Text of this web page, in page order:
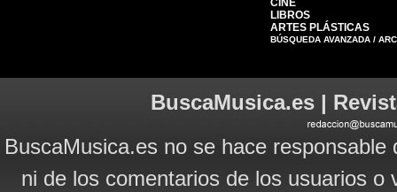
CINE
LIBROS
ARTES PLÁSTICAS
BÚSQUEDA AVANZADA /
BuscaMusica.es |
BuscaMusica.es no se hace
ni de los comentarios de los usuarios